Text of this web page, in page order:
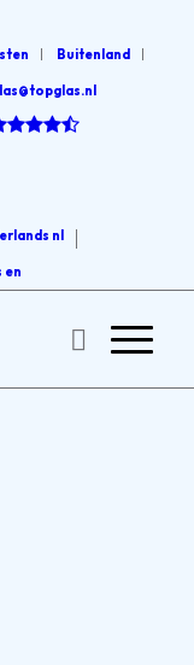
Buitenland
nl
en